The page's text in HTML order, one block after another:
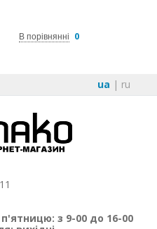
В порівнянні 0
ua | ru
з 9-00 до 16-00